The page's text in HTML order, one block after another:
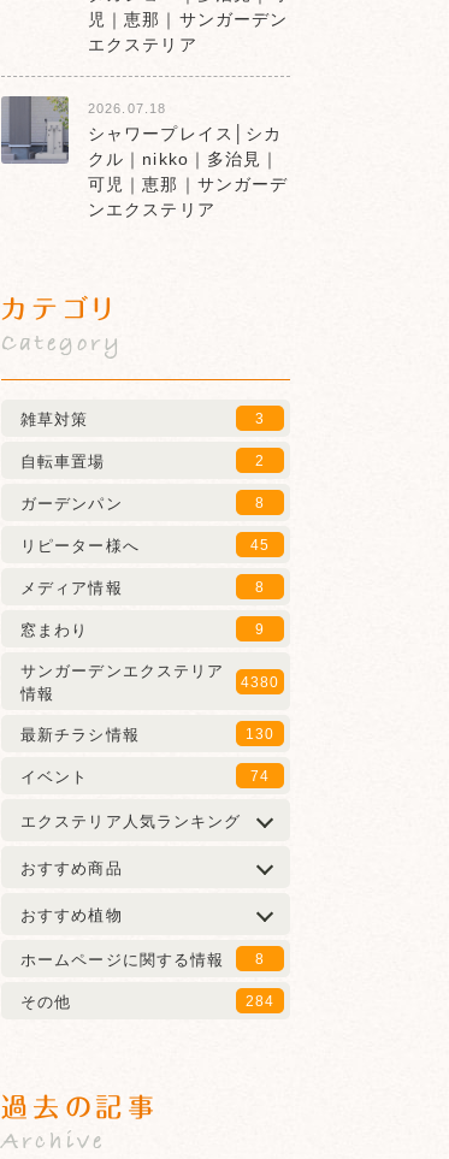
児｜恵那｜サンガーデン
エクステリア
2026.07.18
シャワープレイス│シカ
クル｜nikko｜多治見｜
可児｜恵那｜サンガーデ
ンエクステリア
カテゴリ
Category
雑草対策 3
自転車置場 2
ガーデンパン 8
リピーター様へ 45
メディア情報 8
窓まわり 9
サンガーデンエクステリア
情報
4380
最新チラシ情報 130
イベント 74
エクステリア人気ランキング
おすすめ商品
おすすめ植物
ホームページに関する情報
8
その他 284
過去の記事
Archive